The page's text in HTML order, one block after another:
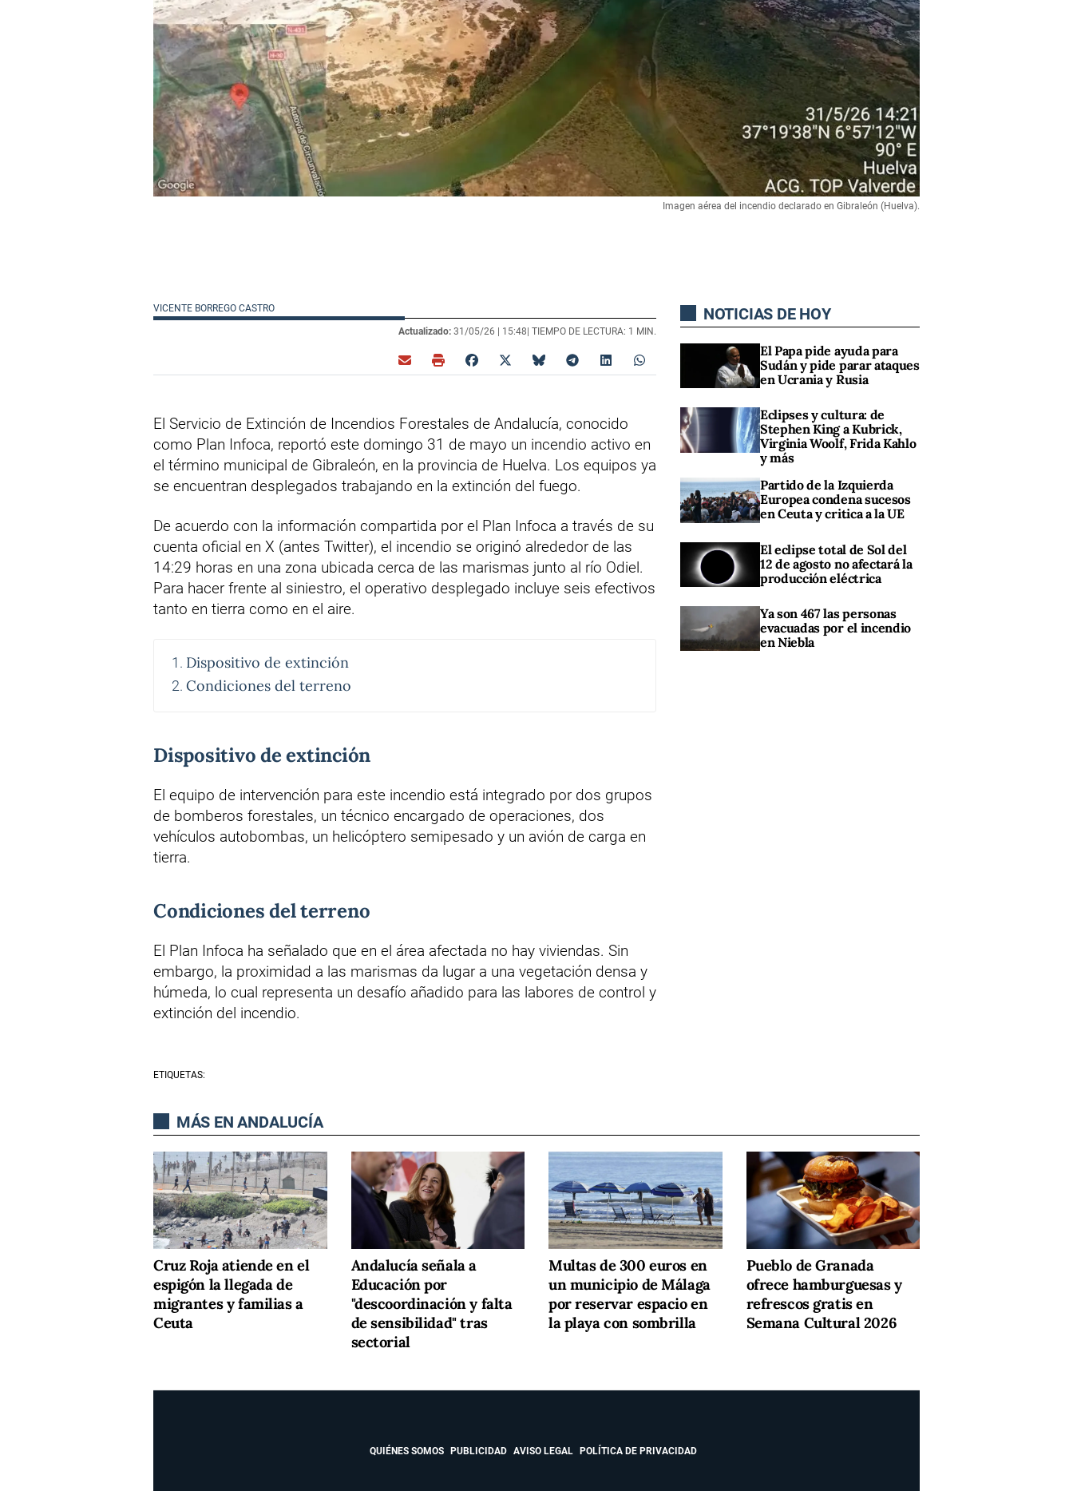
Imagen aérea del incendio declarado en Gibraleón (Huelva).
VICENTE BORREGO CASTRO
Actualizado: 31/05/26 | 15:48 | TIEMPO DE LECTURA: 1 MIN.
El Servicio de Extinción de Incendios Forestales de Andalucía, conocido
como Plan Infoca, reportó este domingo 31 de mayo un incendio activo en
el término municipal de Gibraleón, en la provincia de Huelva. Los equipos ya
se encuentran desplegados trabajando en la extinción del fuego.
De acuerdo con la información compartida por el Plan Infoca a través de su
cuenta oficial en X (antes Twitter), el incendio se originó alrededor de las
14:29 horas en una zona ubicada cerca de las marismas junto al río Odiel.
Para hacer frente al siniestro, el operativo desplegado incluye seis efectivos
tanto en tierra como en el aire.
Dispositivo de extinción
Condiciones del terreno
Dispositivo de extinción
El equipo de intervención para este incendio está integrado por dos grupos
de bomberos forestales, un técnico encargado de operaciones, dos
vehículos autobombas, un helicóptero semipesado y un avión de carga en
tierra.
Condiciones del terreno
El Plan Infoca ha señalado que en el área afectada no hay viviendas. Sin
embargo, la proximidad a las marismas da lugar a una vegetación densa y
húmeda, lo cual representa un desafío añadido para las labores de control y
extinción del incendio.
ETIQUETAS:
NOTICIAS DE HOY
El Papa pide ayuda para
Sudán y pide parar ataques
en Ucrania y Rusia
Eclipses y cultura: de
Stephen King a Kubrick,
Virginia Woolf, Frida Kahlo
y más
Partido de la Izquierda
Europea condena sucesos
en Ceuta y critica a la UE
El eclipse total de Sol del
12 de agosto no afectará la
producción eléctrica
Ya son 467 las personas
evacuadas por el incendio
en Niebla
MÁS EN ANDALUCÍA
Cruz Roja atiende en el
espigón la llegada de
migrantes y familias a
Ceuta
Andalucía señala a
Educación por
"descoordinación y falta
de sensibilidad" tras
sectorial
Multas de 300 euros en
un municipio de Málaga
por reservar espacio en
la playa con sombrilla
Pueblo de Granada
ofrece hamburguesas y
refrescos gratis en
Semana Cultural 2026
QUIÉNES SOMOS PUBLICIDAD AVISO LEGAL POLÍTICA DE PRIVACIDAD